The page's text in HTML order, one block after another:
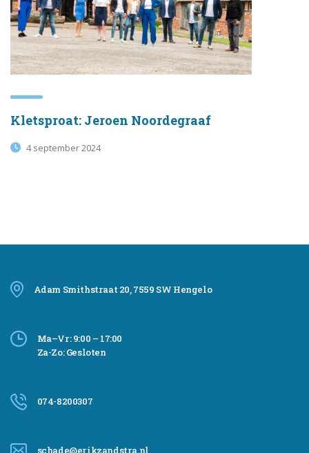
Kletsproat: Jeroen Noordegraaf
4 september 2024
Adam Smithstraat 20, 7559 SW Hengelo
Ma–Vr: 9:00 – 17:00
Za-Zo: Gesloten
074-8200307
schade@erikzandstra.nl